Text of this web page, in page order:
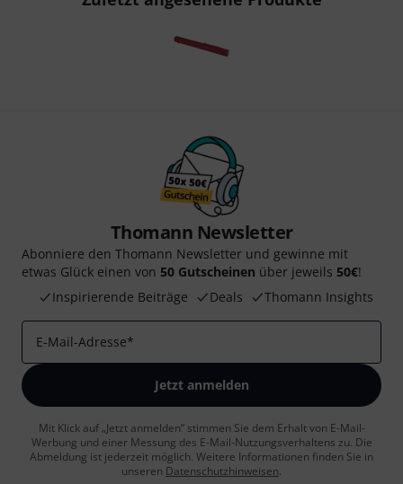
Thomann Newsletter
Abonniere den Thomann Newsletter und gewinne mit
etwas Glück einen von 50 Gutscheinen über jeweils 50€!
Inspirierende Beiträge
Deals Thomann Insights
E-Mail-Adresse*
Jetzt anmelden
Mit Klick auf „Jetzt anmelden“ stimmen Sie dem Erhalt von E-Mail-
Werbung und einer Messung des E-Mail-Nutzungsverhaltens zu. Die
Abmeldung ist jederzeit möglich. Weitere Informationen finden Sie in
unseren Datenschutzhinweisen.